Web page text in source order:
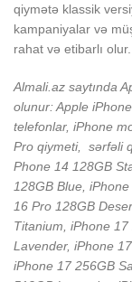
qiymətə klassik
kampaniyalar və
rahat və etibarlı olur.
Almali.az saytında
olunur: Apple
telefonlar, iPhone
Pro qiymeti, sərfəli
Phone 14 128GB
128GB Blue,
16 Pro 128GB
Titanium, iPhone
Lavender, iPhone
iPhone 17 256GB